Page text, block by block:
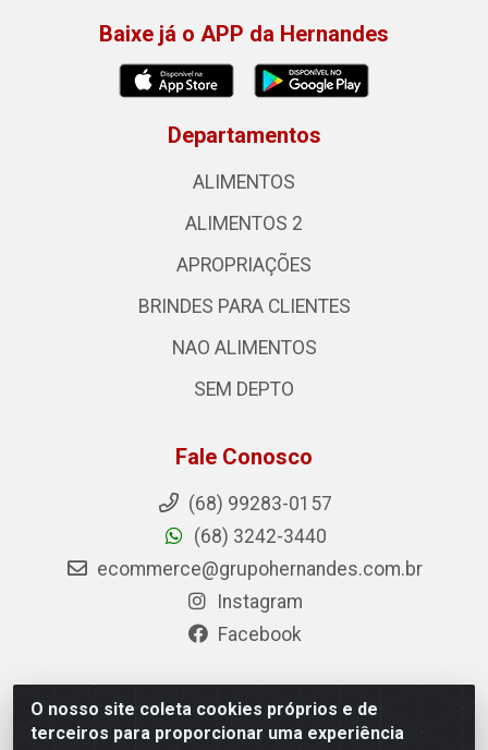
O nosso site coleta cookies próprios e de
terceiros para proporcionar uma experiência
Baixe já o APP da Hernandes
Departamentos
ALIMENTOS
ALIMENTOS 2
APROPRIAÇÕES
BRINDES PARA CLIENTES
NAO ALIMENTOS
SEM DEPTO
Fale Conosco
(68) 99283-0157
(68) 3242-3440
ecommerce@grupohernandes.com.br
Instagram
Facebook
Hernandes - Atacado e Distribuições - Rodovia